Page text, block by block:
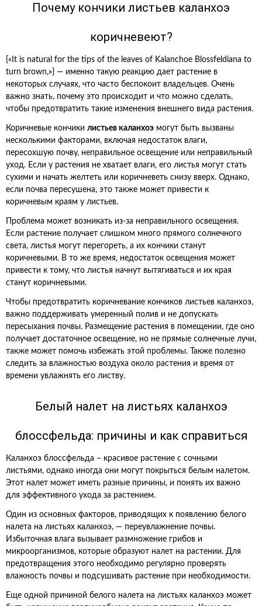
Почему кончики листьев каланхоэ
коричневеют?
{«It is natural for the tips of the leaves of Kalanchoe Blossfeldiana to
turn brown,»} — именно такую реакцию дает растение в
некоторых случаях, что часто беспокоит владельцев. Очень
важно знать, почему это происходит и что можно сделать,
чтобы предотвратить такие изменения внешнего вида растения.
Коричневые кончики листьев каланхоэ могут быть вызваны
несколькими факторами, включая недостаток влаги,
пересохшую почву, неправильное освещение или неправильный
уход. Если у растения не хватает влаги, его листья могут стать
сухими и начать желтеть или коричневеть снизу вверх. Однако,
если почва пересушена, это также может привести к
коричневым краям у листьев.
Проблема может возникать из-за неправильного освещения.
Если растение получает слишком много прямого солнечного
света, листья могут перегореть, а их кончики станут
коричневыми. В то же время, недостаток освещения может
привести к тому, что листья начнут вытягиваться и их края
станут коричневыми.
Чтобы предотвратить коричневание кончиков листьев каланхоэ,
важно поддерживать умеренный полив и не допускать
пересыхания почвы. Размещение растения в помещении, где оно
получает достаточное освещение, но не прямые солнечные лучи,
также может помочь избежать этой проблемы. Также полезно
следить за влажностью воздуха около растения и время от
времени увлажнять его листву.
Белый налет на листьях каланхоэ
блоссфельда: причины и как справиться
Каланхоэ блоссфельда – красивое растение с сочными
листьями, однако иногда они могут покрыться белым налетом.
Этот налет может иметь разные причины, и понять их важно
для эффективного ухода за растением.
Один из основных факторов, приводящих к появлению белого
налета на листьях каланхоэ, — переувлажнение почвы.
Избыточная влага вызывает размножение грибов и
микроорганизмов, которые образуют налет на растении. Для
предотвращения этого необходимо регулярно проверять
влажность почвы и подсушивать растение при необходимости.
Еще одной причиной белого налета на листьях каланхоэ может